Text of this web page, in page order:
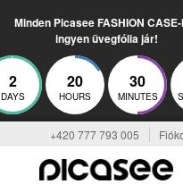
Minden Picasee FASHION
ingyen üvegfólia jár!
2
DAYS
20
HOURS
30
MINUTES
+420 777 793 005